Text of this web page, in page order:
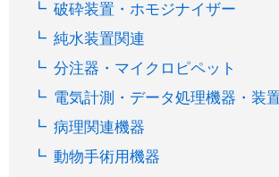
破砕装置・ホモジナイザー
純水装置関連
分注器・マイクロピペット
電気計測・データ処理機器・装
病理関連機器
動物手術用機器